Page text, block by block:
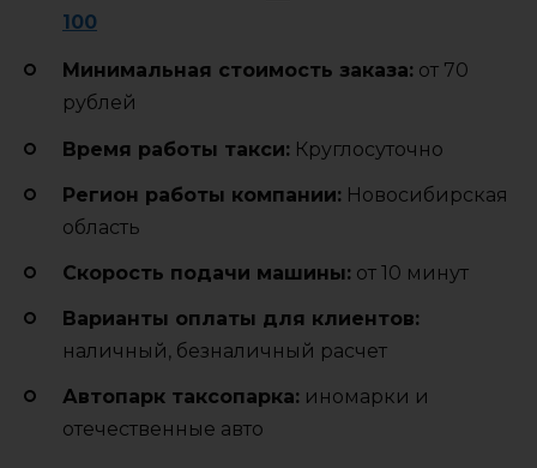
100
Минимальная стоимость заказа: от 70
рублей
Время работы такси: Круглосуточно
Регион работы компании: Новосибирская
область
Cкорость подачи машины: от 10 минут
Варианты оплаты для клиентов:
наличный, безналичный расчет
Автопарк таксопарка: иномарки и
отечественные авто